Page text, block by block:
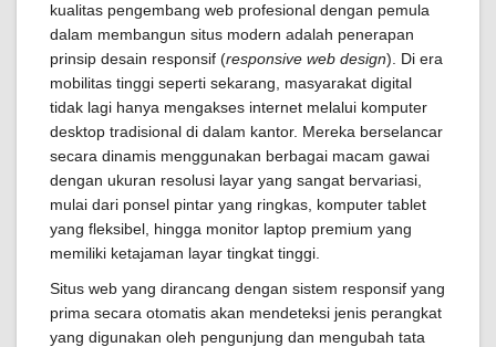
kualitas pengembang web profesional dengan pemula
dalam membangun situs modern adalah penerapan
prinsip desain responsif (responsive web design). Di era
mobilitas tinggi seperti sekarang, masyarakat digital
tidak lagi hanya mengakses internet melalui komputer
desktop tradisional di dalam kantor. Mereka berselancar
secara dinamis menggunakan berbagai macam gawai
dengan ukuran resolusi layar yang sangat bervariasi,
mulai dari ponsel pintar yang ringkas, komputer tablet
yang fleksibel, hingga monitor laptop premium yang
memiliki ketajaman layar tingkat tinggi.
Situs web yang dirancang dengan sistem responsif yang
prima secara otomatis akan mendeteksi jenis perangkat
yang digunakan oleh pengunjung dan mengubah tata